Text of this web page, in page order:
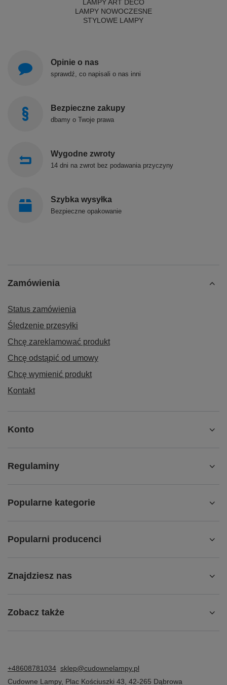
LAMPY ART DECO
LAMPY NOWOCZESNE
STYLOWE LAMPY
Opinie o nas
sprawdź, co napisali o nas inni
Bezpieczne zakupy
dbamy o Twoje prawa
Wygodne zwroty
14 dni na zwrot bez podawania przyczyny
Szybka wysyłka
Bezpieczne opakowanie
Zamówienia
Status zamówienia
Śledzenie przesyłki
Chcę zareklamować produkt
Chcę odstąpić od umowy
Chcę wymienić produkt
Kontakt
Konto
Regulaminy
Popularne kategorie
Popularni producenci
Znajdziesz nas
Zobacz także
+48608781034 sklep@cudownelampy.pl
Cudowne Lampy, Plac Kościuszki 43 42-265 Dąbrowa